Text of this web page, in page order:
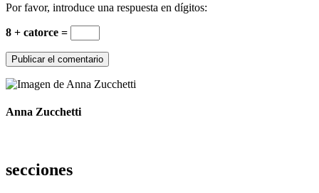
Por favor, introduce una respuesta en dígitos:
8 + catorce =
Anna Zucchetti
secciones